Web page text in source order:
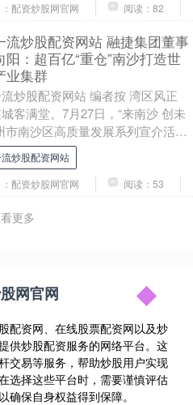
配资炒股网官网
阅读：82
流炒股配资网站 融捷集团董事
阳：超百亿“重仓”南沙打造世
业集群
炒股配资网站 编者按 湾区风正
客满堂。7月27日，“来南沙 创未
市南沙区高质量发展系列宣介活动
召开，面向国家有关部委、央国
炒股配资网站
配资炒股网官网
阅读：53
更多
网官网
配资网、在线股票配资网以及炒
供炒股配资服务的网络平台。这
交易等服务，帮助炒股用户实现
选择这些平台时，需要谨慎评估
确保自身权益得到保障。